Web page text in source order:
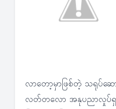
လာတော့မှာဖြစ်တဲ့ သရုပ်ဆ
လတ်တလော အနုပညာလှုပ်ရှ